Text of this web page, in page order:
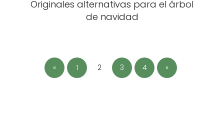
Originales alternativas para el árbol
de navidad
« 1 2 3 4 »